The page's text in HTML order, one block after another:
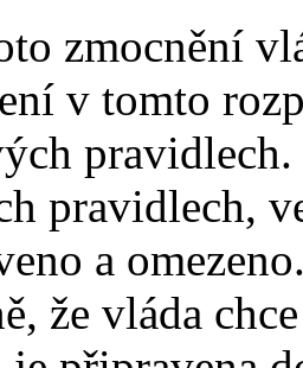
zmocnění
v tomto
pravidlech,
a
že vláda